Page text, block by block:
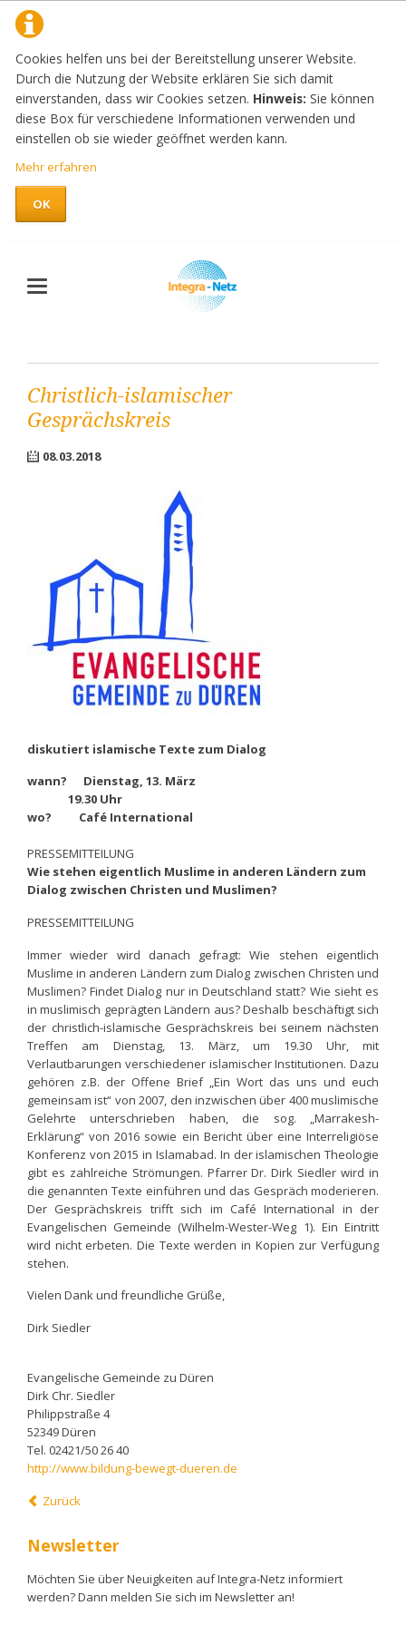
Cookies helfen uns bei der Bereitstellung unserer Website.
Durch die Nutzung der Website erklären Sie sich damit
einverstanden, dass wir Cookies setzen. Hinweis: Sie können
diese Box für verschiedene Informationen verwenden und
einstellen ob sie wieder geöffnet werden kann.
Mehr erfahren
OK
Christlich-islamischer
Gesprächskreis
08.03.2018
diskutiert islamische Texte zum Dialog
wann? Dienstag, 13. März
19.30 Uhr
wo? Café International
PRESSEMITTEILUNG
Wie stehen eigentlich Muslime in anderen Ländern zum
Dialog zwischen Christen und Muslimen?
PRESSEMITTEILUNG
Immer wieder wird danach gefragt: Wie stehen eigentlich
Muslime in anderen Ländern zum Dialog zwischen Christen und
Muslimen? Findet Dialog nur in Deutschland statt? Wie sieht es
in muslimisch geprägten Ländern aus? Deshalb beschäftigt sich
der christlich-islamische Gesprächskreis bei seinem nächsten
Treffen am Dienstag, 13. März, um 19.30 Uhr, mit
Verlautbarungen verschiedener islamischer Institutionen. Dazu
gehören z.B. der Offene Brief „Ein Wort das uns und euch
gemeinsam ist“ von 2007, den inzwischen über 400 muslimische
Gelehrte unterschrieben haben, die sog. „Marrakesh-
Erklärung“ von 2016 sowie ein Bericht über eine Interreligiöse
Konferenz von 2015 in Islamabad. In der islamischen Theologie
gibt es zahlreiche Strömungen. Pfarrer Dr. Dirk Siedler wird in
die genannten Texte einführen und das Gespräch moderieren.
Der Gesprächskreis trifft sich im Café International in der
Evangelischen Gemeinde (Wilhelm-Wester-Weg 1). Ein Eintritt
wird nicht erbeten. Die Texte werden in Kopien zur Verfügung
stehen.
Vielen Dank und freundliche Grüße,
Dirk Siedler
Evangelische Gemeinde zu Düren
Dirk Chr. Siedler
Philippstraße 4
52349 Düren
Tel. 02421/50 26 40
http://www.bildung-bewegt-dueren.de
Zurück
Newsletter
Möchten Sie über Neuigkeiten auf Integra-Netz informiert
werden? Dann melden Sie sich im Newsletter an!